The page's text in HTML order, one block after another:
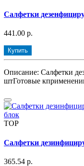
Салфетки
441.00 р.
Купить
Описание: Салфетки
штГотовые
TOP
Салфетки
365.54 р.